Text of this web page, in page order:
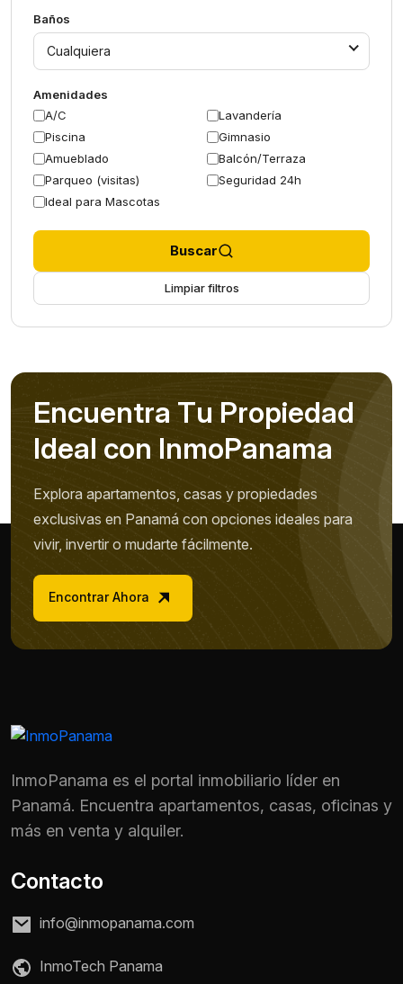
Baños
Cualquiera
Amenidades
A/C
Lavandería
Piscina
Gimnasio
Amueblado
Balcón/Terraza
Parqueo (visitas)
Seguridad 24h
Ideal para Mascotas
Buscar
Limpiar filtros
Encuentra Tu Propiedad
Ideal con InmoPanama
Explora apartamentos, casas y propiedades
exclusivas en Panamá con opciones ideales para
vivir, invertir o mudarte fácilmente.
Encontrar Ahora
InmoPanama es el portal inmobiliario líder en
Panamá. Encuentra apartamentos, casas, oficinas y
más en venta y alquiler.
Contacto
info@inmopanama.com
InmoTech Panama